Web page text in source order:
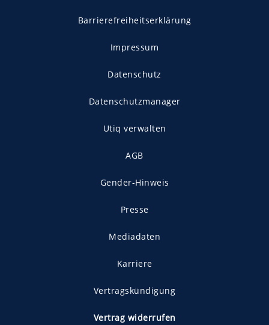
Barrierefreiheitserklärung
Impressum
Datenschutz
Datenschutzmanager
Utiq verwalten
AGB
Gender-Hinweis
Presse
Mediadaten
Karriere
Vertragskündigung
Vertrag widerrufen